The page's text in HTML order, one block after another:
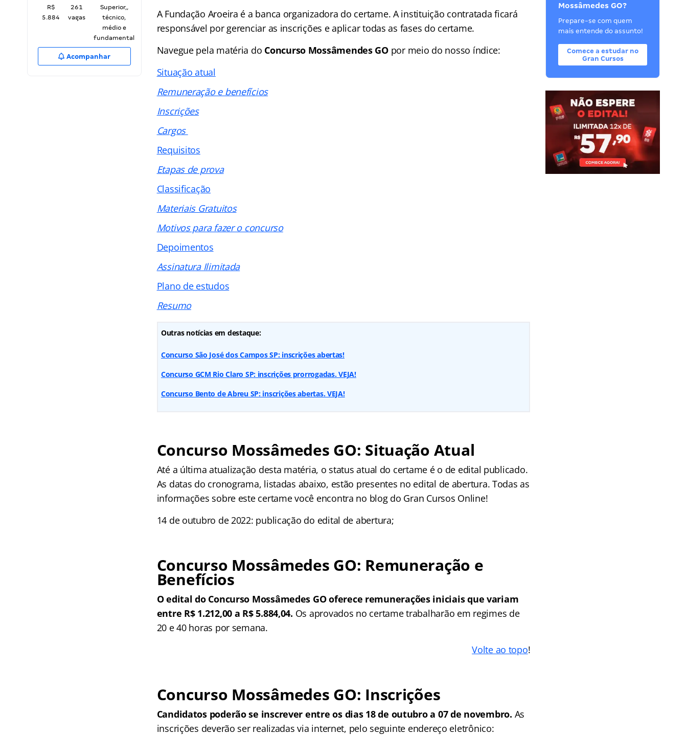
R$
5.884
261
vagas
Superior,,
técnico,
médio e
fundamental
Acompanhar
A Fundação Aroeira é a banca organizadora do certame. A instituição contratada ficará
responsável por gerenciar as inscrições e aplicar todas as fases do certame.
Navegue pela matéria do Concurso Mossâmendes GOpor meio do nosso índice:
Situação atual
Remuneração e benefícios
Inscrições
Cargos
Requisitos
Etapas de prova
Classificação
Materiais Gratuitos
Motivos para fazer o concurso
Depoimentos
Assinatura Ilimitada
Plano de estudos
Resumo
Outras notícias em destaque:
Concurso São José dos Campos SP: inscrições abertas!
Concurso GCM Rio Claro SP: inscrições prorrogadas. VEJA!
Concurso Bento de Abreu SP: inscrições abertas. VEJA!
Concurso Mossâmedes GO: Situação Atual
Até a última atualização desta matéria, o status atual do certame é o de edital publicado.
As datas do cronograma, listadas abaixo, estão presentes no edital de abertura. Todas as
informações sobre este certame você encontra no blog do Gran Cursos Online!
14 de outubro de 2022: publicação do edital de abertura;
Concurso Mossâmedes GO: Remuneração e
Benefícios
O edital do Concurso Mossâmedes GO oferece remunerações iniciais que variam
entre R$ 1.212,00 a R$ 5.884,04. Os aprovados no certame trabalharão em regimes de
20 e 40 horas por semana.
Volte ao topo!
Concurso Mossâmedes GO: Inscrições
Candidatos poderão se inscrever entre os dias 18 de outubro a 07 de novembro. As
inscrições deverão ser realizadas via internet, pelo seguinte endereço eletrônico:
Mossâmedes GO?
Prepare-se com quem
mais entende do assunto!
Comece a estudar no
Gran Cursos